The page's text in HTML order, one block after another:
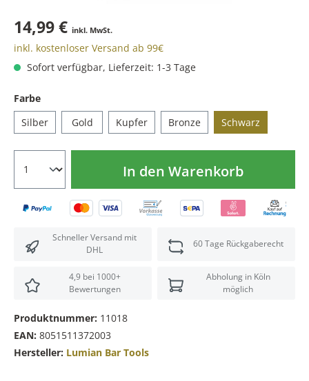
14,99 € inkl. MwSt.
inkl. kostenloser Versand ab 99€
Sofort verfügbar, Lieferzeit: 1-3 Tage
Farbe
Silber
Gold Kupfer Bronze Schwarz
In den Warenkorb
Schneller Versand mit
DHL
60 Tage Rückgaberecht
4,9 bei 1000+
Bewertungen
Abholung in Köln
möglich
Produktnummer: 11018
EAN: 8051511372003
Hersteller: Lumian Bar Tools